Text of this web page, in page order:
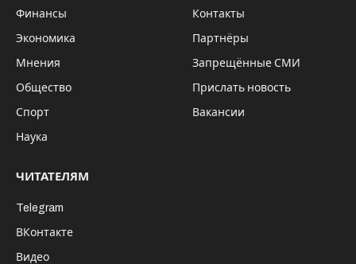
Финансы
Экономика
Мнения
Общество
Спорт
Наука
Контакты
Партнёры
Запрещённые СМИ
Прислать новость
Вакансии
ЧИТАТЕЛЯМ
Telegram
ВКонтакте
Видео